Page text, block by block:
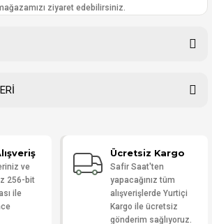
ziyaret edebilirsiniz.
Yorum Yaz
ve
256-bit
ile
Ücretsiz Kargo
Safir Saat'ten
yapacağınız tüm
alışverişlerde Yurtiçi
Kargo ile ücretsiz
gönderim sağlıyoruz.